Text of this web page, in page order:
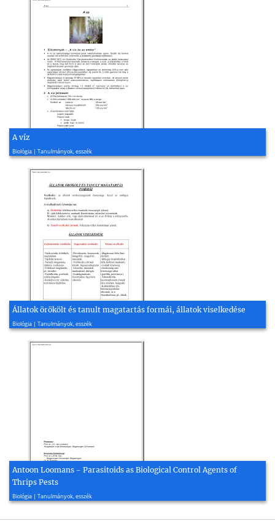
A víz
Biológia | Tanulmányok, esszék
2015, 15 oldal
Állatok örökölt és tanult magatartás formái, állatok viselkedése
Biológia | Tanulmányok, esszék
2005, 2 oldal
Antoon Loomans - Parasitoids as Biological Control Agents of
Thrips Pests
Biológia | Tanulmányok, esszék
2003, 205 oldal